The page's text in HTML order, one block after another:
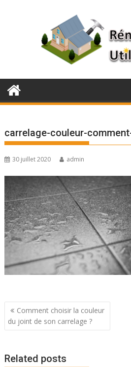
carrelage-couleur-
30 juillet 2020 admin
Navigation
de
l’article
Comment choisir la couleur
du joint de son carrelage ?
Related posts